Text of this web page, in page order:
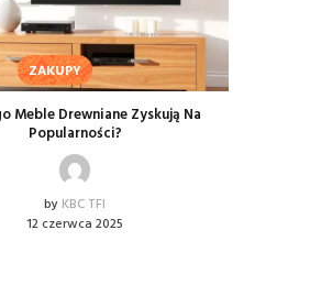
ZAKUPY
Meble Drewniane Zyskują Na
Popularności?
by KBC TFI
12 czerwca 2025